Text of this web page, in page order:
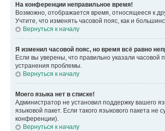
На конференции неправильное время!
Возможно, отображается время, относящееся к
Учтите, что изменять часовой пояс, как и
Вернуться к началу
Я изменил часовой пояс, но время всё равно
Если вы уверены, что правильно указали
устранения проблемы.
Вернуться к началу
Моего языка нет в списке!
Администратор не установил поддержку вашего
языковой пакет. Если такого языкового пакета
конференции).
Вернуться к началу